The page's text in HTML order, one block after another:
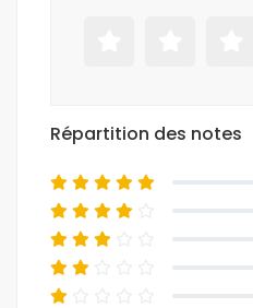
Répartition des notes